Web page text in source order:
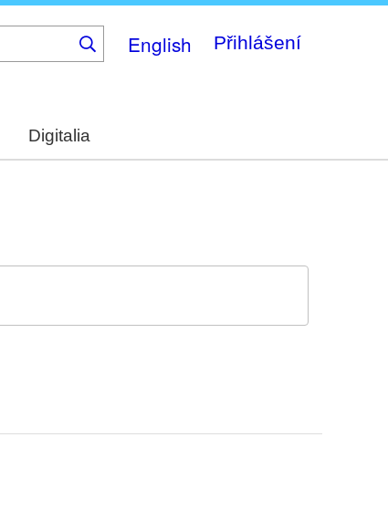
English Přihlášení
Digitalia